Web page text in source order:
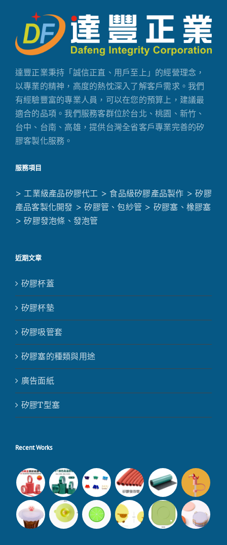
達豐正業秉持「誠信正直、用戶至上」的經營理念，
以專業的精神，高度的熱忱深入了解客戶需求。我們
有經驗豐富的專業人員，可以在您的預算上，建議最
適合的品項。我們服務客群位於台北、桃園、新竹、
台中、台南、高雄，提供台灣全省客戶專業完善的矽
膠客製化服務。
服務項目
> 工業級產品矽膠代工 > 食品級矽膠產品製作 > 矽膠
產品客製化開發 > 矽膠管、包紗管 > 矽膠塞、橡膠塞
> 矽膠發泡條、發泡管
近期文章
矽膠杯蓋
矽膠杯墊
矽膠吸管套
矽膠塞的種類與用途
廣告面紙
矽膠T型塞
Recent Works